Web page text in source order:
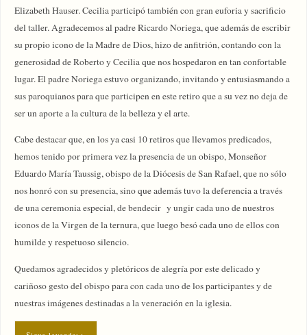
Elizabeth Hauser. Cecilia participó también con gran euforia y sacrificio
del taller. Agradecemos al padre Ricardo Noriega, que además de escribir
su propio icono de la Madre de Dios, hizo de anfitrión, contando con la
generosidad de Roberto y Cecilia que nos hospedaron en tan confortable
lugar. El padre Noriega estuvo organizando, invitando y entusiasmando a
sus paroquianos para que participen en este retiro que a su vez no deja de
ser un aporte a la cultura de la belleza y el arte.
Cabe destacar que, en los ya casi 10 retiros que llevamos predicados,
hemos tenido por primera vez la presencia de un obispo, Monseñor
Eduardo María Taussig, obispo de la Diócesis de San Rafael, que no sólo
nos honró con su presencia, sino que además tuvo la deferencia a través
de una ceremonia especial, de bendecir y ungir cada uno de nuestros
iconos de la Virgen de la ternura, que luego besó cada uno de ellos con
humilde y respetuoso silencio.
Quedamos agradecidos y pletóricos de alegría por este delicado y
cariñoso gesto del obispo para con cada uno de los participantes y de
nuestras imágenes destinadas a la veneración en la iglesia.